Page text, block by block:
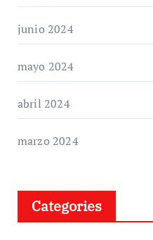
junio 2024
mayo 2024
abril 2024
marzo 2024
Categories